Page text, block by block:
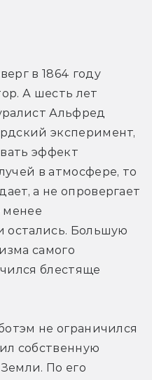
в 1864 году
А шесть лет
Альфред
эксперимент,
эффект
в атмосфере, то
а не опровергает
менее
остались. Большую
самого
блестяще
не ограничился
собственную
По его